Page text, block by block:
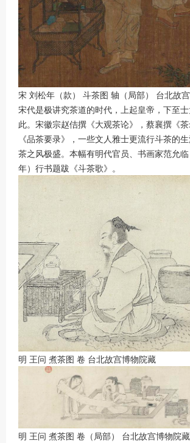
宋 刘松年（款） 斗茶图 轴（局部） 台北故
宋代是极讲究茶道的时代，上起皇帝，下至
此。宋徽宗赵佶撰《大观茶论》，蔡襄撰《
《品茶要录》，一些文人雅士更流行斗茶的
茶之风极盛。本幅有明代官员、书画家范允
年）行书题跋《斗茶歌》。
明 王问 煮茶图 卷 台北故宫博物院藏
明 王问 煮茶图 卷（局部） 台北故宫博物院藏